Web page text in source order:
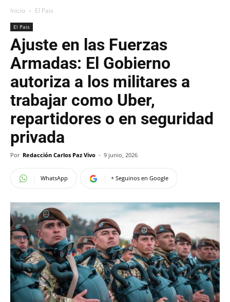
Inicio El Pais
El Pais
Ajuste en las Fuerzas
Armadas: El Gobierno
autoriza a los militares a
trabajar como Uber,
repartidores o en seguridad
privada
Por Redacción Carlos Paz Vivo - 9 junio, 2026
WhatsApp + Seguinos en Google